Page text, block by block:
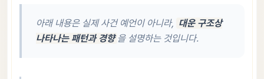
아래 내용은 실제 사건 예언이 아니라, 대운 구조상
나타나는 패턴과 경향 을 설명하는 것입니다.